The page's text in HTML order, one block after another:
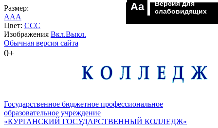
Размер:
AAA
Цвет: CCC
Изображения Вкл.Выкл.
Обычная версия сайта
0+
Aa
Версия для
слабовидящих
Государственное бюджетное профессиональное
образовательное учреждение
«КУРГАНСКИЙ ГОСУДАРСТВЕННЫЙ КОЛЛЕДЖ»